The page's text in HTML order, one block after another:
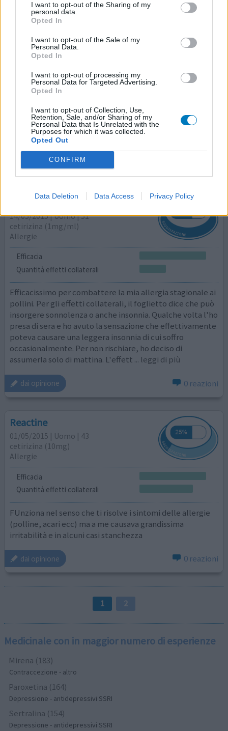
I want to opt-out of the Sharing of my
personal data.
Opted In
I want to opt-out of the Sale of my
Personal Data.
Opted In
I want to opt-out of processing my
Personal Data for Targeted Advertising.
Opted In
I want to opt-out of Collection, Use,
Retention, Sale, and/or Sharing of my
Personal Data that Is Unrelated with the
Purposes for which it was collected.
Opted Out
CONFIRM
Data Deletion Data Access Privacy Policy
09/03/2016 | Donna | 37
cetirizina (1mg/ml)
Allergie
Efficacia
Quantità effetti collaterali
Allergica grave, sono talmente abituata (probabilmente
assuefatta) agli antistaminici che non noto alcun effetto
collaterale, se non una leggera sonnolenza, di tanto in
tanto. Anzi, a differenza di altri (es. Xyzal), noto che fa
effetto molto velocemente e, a lungo termine, non mi
lascia spossata o "appesantita". Per ora, molto bene.
dai opinione
Reactine
14/05/2015 | Uomo | 51
cetirizina (1mg/ml)
Allergie
Efficacia
Quantità effetti collaterali
Efficacissimo per combattere la mia allergia stagionale ai
pollini. Per gli effetti collaterali, il foglietto dice che può
insorgere sonnolenza o anche insonnia. Qualche volta l'ho
presa di sera e ho avuto la sensazione che effettivamente
poteva causare una leggera insonnia di cui soffro
occasionalmente. Per non rischiare, ho deciso di
assumerla solo di mattina. L'effett ... leggi di più
dai opinione 0 reazioni
Reactine
01/05/2015 | Uomo | 43
cetirizina (10mg)
Allergie
Efficacia
Quantità effetti collaterali
FUnziona nel senso che ti risolve i sintomi delle allergie
(polline, acari ecc) ma a me causava grandissima
irritabilità e in alcuni casi stanchezza
dai opinione 0 reazioni
1 2
Medicinale con in maggior numero di esperienze
Mirena (183)
Contraccezione - altro
Paroxetina (164)
Depressione - antidepressivi SSRI
Sertralina (154)
Depressione - antidepressivi SSRI